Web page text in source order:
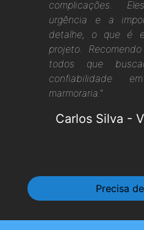
complicações.
urgência e a
detalhe, o que é
projeto.
todos que
confiabilidade
marmoraria."
Carlos Silva -
Precisa